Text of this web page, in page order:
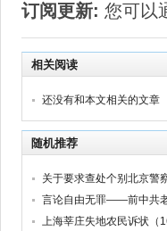
订阅更新: 您可以
相关阅读
还没有和本文相关的文章
随机推荐
言论自由无罪——前中共
上海莘庄失地农民诉状（